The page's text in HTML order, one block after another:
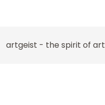
Wellness
artgeist - the spirit of art